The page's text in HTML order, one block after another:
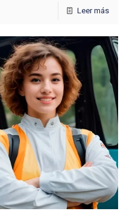
Leer más